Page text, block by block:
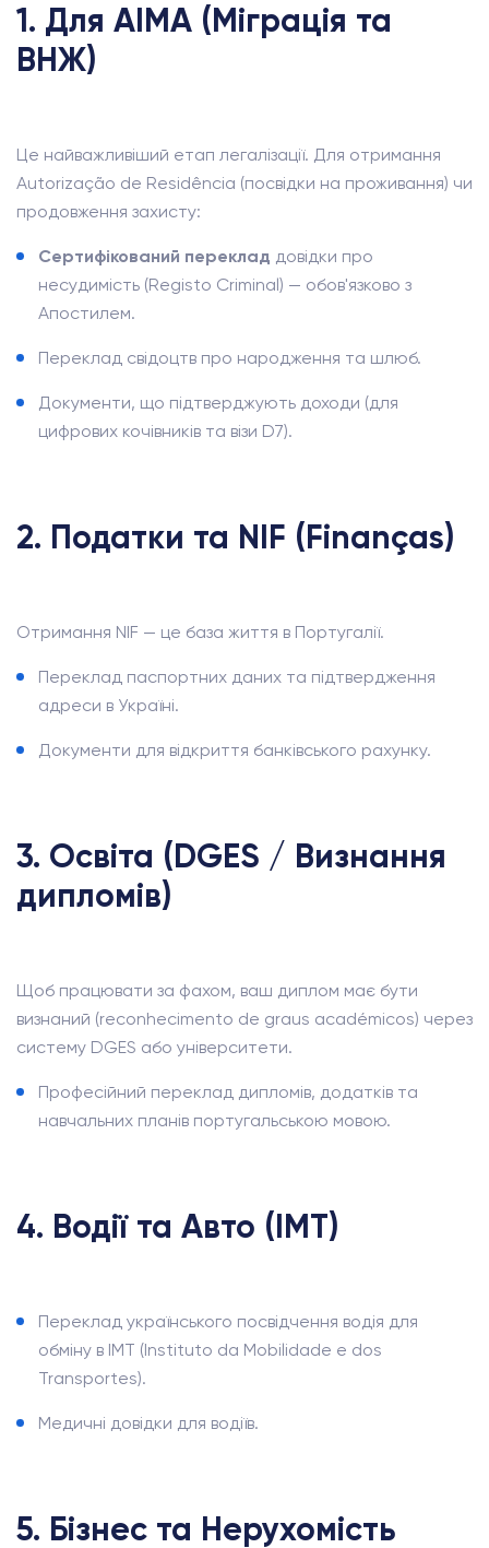
1. Для AIMA (Міграція та
ВНЖ)
Це найважливіший етап легалізації. Для отримання
Autorização de Residência (посвідки на проживання) чи
продовження захисту:
Сертифікований переклад довідки про
несудимість (Registo Criminal) — обов'язково з
Апостилем.
Переклад свідоцтв про народження та шлюб.
Документи, що підтверджують доходи (для
цифрових кочівників та візи D7).
2. Податки та NIF (Finanças)
Отримання NIF — це база життя в Португалії.
Переклад паспортних даних та підтвердження
адреси в Україні.
Документи для відкриття банківського рахунку.
3. Освіта (DGES / Визнання
дипломів)
Щоб працювати за фахом, ваш диплом має бути
визнаний (reconhecimento de graus académicos) через
систему DGES або університети.
Професійний переклад дипломів, додатків та
навчальних планів португальською мовою.
4. Водії та Авто (IMT)
Переклад українського посвідчення водія для
обміну в IMT (Instituto da Mobilidade e dos
Transportes).
Медичні довідки для водіїв.
5. Бізнес та Нерухомість